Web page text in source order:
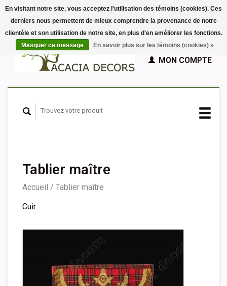
EUR
GBPFrançais
Nederlands
Español
PANIER (€0,00)
MON COMPTE
Tablier maître
Accueil / Tablier maître
Cuir
En visitant notre site, vous acceptez l'utilisation des témoins (cookies). Ces
derniers nous permettent de mieux comprendre la provenance de notre
clientèle et son utilisation de notre site, en plus d'en améliorer les fonctions.
Masquer ce message
En savoir plus sur les témoins (cookies) »